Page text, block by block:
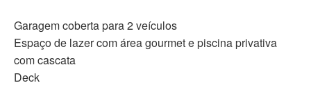
Garagem coberta para 2 veículos
Espaço de lazer com área gourmet e piscina privativa
com cascata
Deck